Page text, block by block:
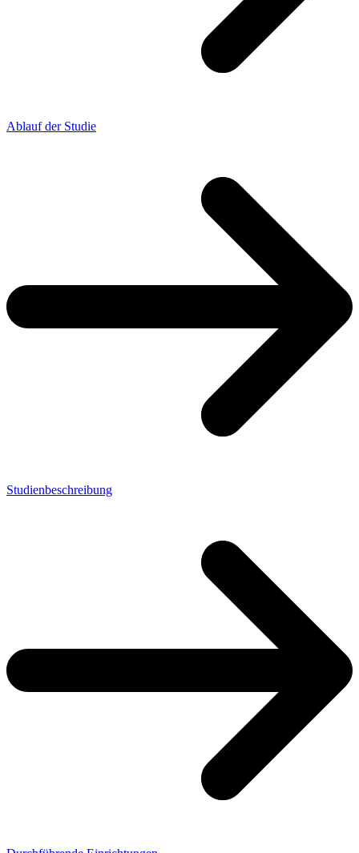
Ablauf der Studie
Studienbeschreibung